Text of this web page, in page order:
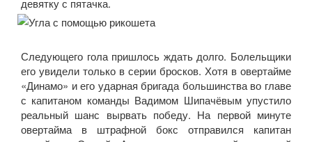
девятку с пятачка.
Следующего гола пришлось ждать долго. Болельщики
его увидели только в серии бросков. Хотя в овертайме
«Динамо» и его ударная бригада большинства во главе
с капитаном команды Вадимом Шипачёвым упустило
реальный шанс вырвать победу. На первой минуте
овертайма в штрафной бокс отправился капитан